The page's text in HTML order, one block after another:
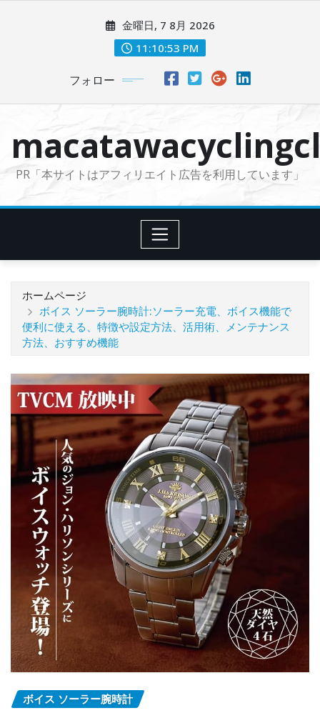
に
金曜日, 7 8月 2026
11:10:55 PM
フォロー
PR「本サイトはアフィリエイト広告を利用しています」
ホームページ
ボイス ソーラー腕時計:ソーラー充電、ボイス機能で
便利に使える、特徴や設定方法、活用術、メンテナンス
方法、おすすめ機能
ボイス ソーラー腕時計